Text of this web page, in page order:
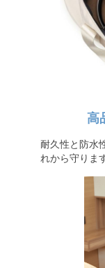
高
耐久性と防水
れから守りま